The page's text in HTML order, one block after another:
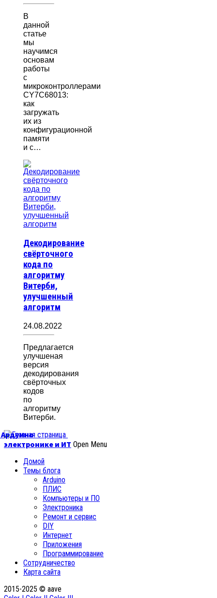
В
данной
статье
мы
научимся
основам
работы
с
микроконтроллерами
CY7C68013:
как
загружать
их из
конфигурационной
памяти
и с…
Декодирование
свёрточного
кода по
алгоритму
Витерби,
улучшенный
алгоритм
24.08.2022
Предлагается
улучшеная
версия
декодирования
свёрточных
кодов
по
алгоритму
Витерби.
Ардуино
электронике и ИТ Open Menu
Домой
Темы блога
Arduino
ПЛИС
Компьютеры и ПО
Электроника
Ремонт и сервис
DIY
Интернет
Приложения
Программирование
Сотрудничество
Карта сайта
2015-2025 © aave